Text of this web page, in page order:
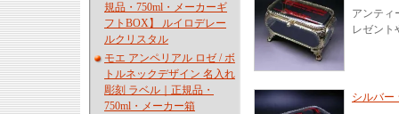
規品・750ml・メーカーギ
フトBOX】 ルイロデレー
ルクリスタル
モエ アンペリアル ロゼ / ボ
トルネックデザイン 名入れ
彫刻 ラベル｜正規品・
750ml・メーカー箱
アンティ
レゼント
シルバー